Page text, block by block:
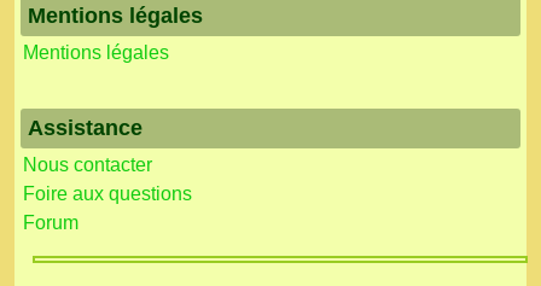
Mentions légales
Mentions légales
Assistance
Nous contacter
Foire aux questions
Forum